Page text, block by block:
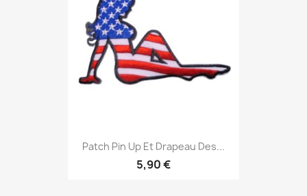
Patch Pin Up Et Drapeau Des...
5,90 €